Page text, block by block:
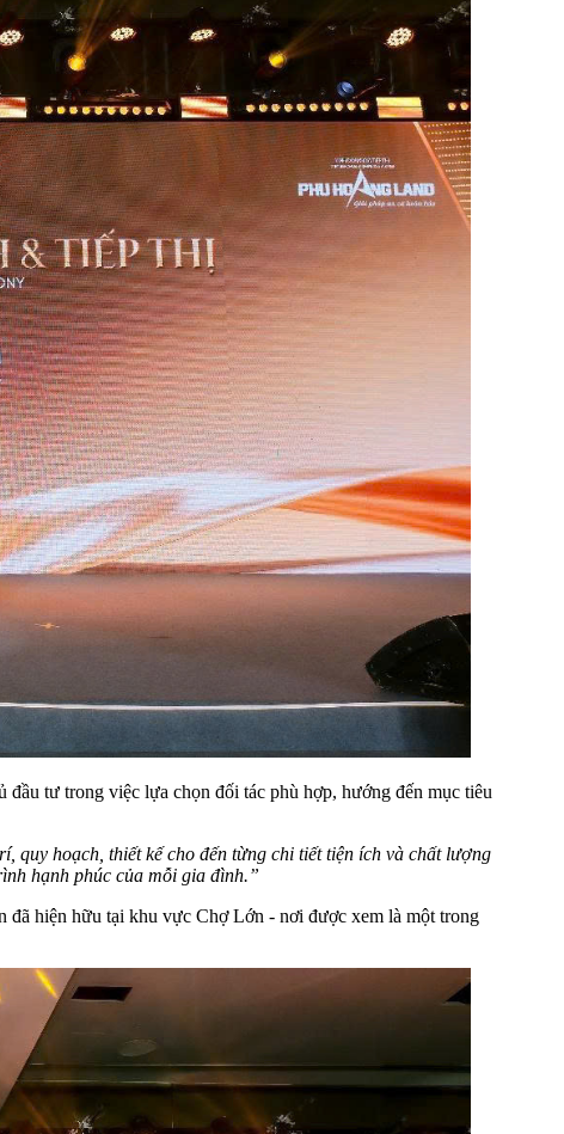
tư trong việc lựa chọn đối tác phù hợp, hướng đến mục tiêu
quy hoạch, thiết kế cho đến từng chi tiết tiện ích và chất lượng
hạnh phúc của mỗi gia đình.”
hiện hữu tại khu vực Chợ Lớn - nơi được xem là một trong